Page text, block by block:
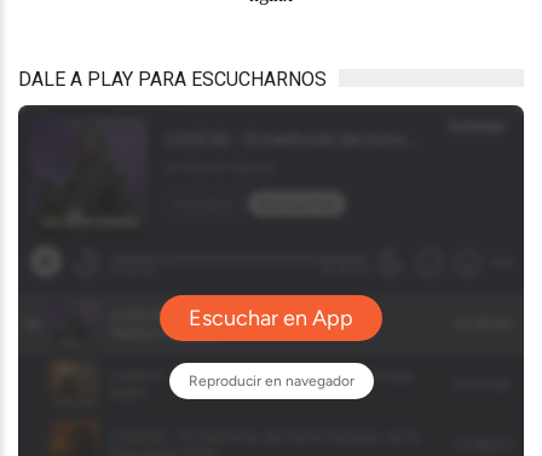
DALE A PLAY PARA ESCUCHARNOS